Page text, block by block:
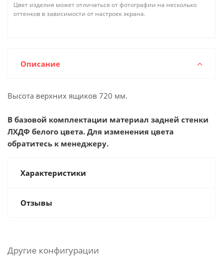
Цвет изделия может отличаться от фотографии на несколько
оттенков в зависимости от настроек экрана.
Описание
Высота верхних ящиков 720 мм.
В базовой комплектации материал задней стенки
ЛХДФ белого цвета. Для изменения цвета
обратитесь к менеджеру.
Характеристики
Отзывы
Другие конфигурации